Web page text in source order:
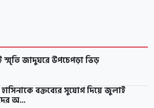
জাদুঘরে উপচেপড়া ভিড়
বক্তব্যের সুযোগ দিয়ে জুলাই
অ...